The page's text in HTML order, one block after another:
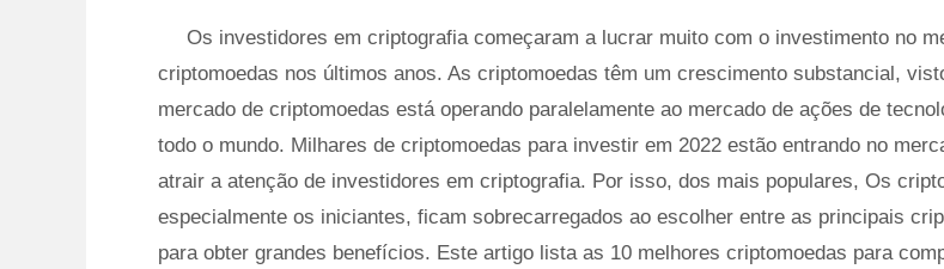
Os investidores em criptografia começaram a lucrar muito com o investimento no
criptomoedas nos últimos anos. As criptomoedas têm um crescimento substancial,
mercado de criptomoedas está operando paralelamente ao mercado de ações de
todo o mundo. Milhares de criptomoedas para investir em 2022 estão entrando no
atrair a atenção de investidores em criptografia. Por isso, dos mais populares, Os
especialmente os iniciantes, ficam sobrecarregados ao escolher entre as principais
para obter grandes benefícios. Este artigo lista as 10 melhores criptomoedas para